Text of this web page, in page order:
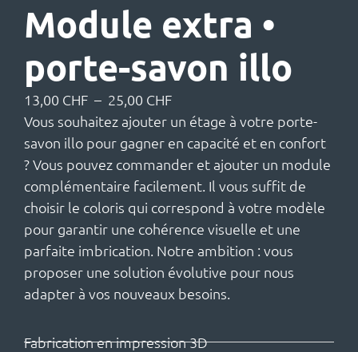
Module extra •
porte-savon illo
13,00 CHF – 25,00 CHF
Vous souhaitez ajouter un étage à votre porte-
savon illo pour gagner en capacité et en confort
? Vous pouvez commander et ajouter un module
complémentaire facilement. Il vous suffit de
choisir le coloris qui correspond à votre modèle
pour garantir une cohérence visuelle et une
parfaite imbrication. Notre ambition : vous
proposer une solution évolutive pour nous
adapter à vos nouveaux besoins.
Fabrication en impression 3D